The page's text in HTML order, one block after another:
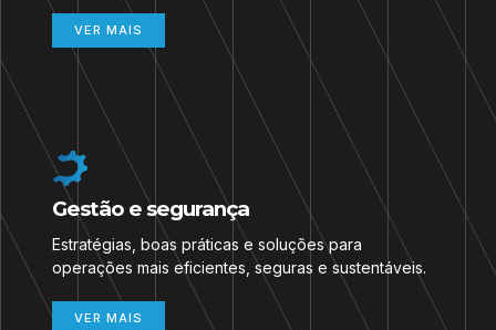
VER MAIS
Gestão e segurança
Estratégias, boas práticas e soluções para
operações mais eficientes, seguras e sustentáveis.
VER MAIS